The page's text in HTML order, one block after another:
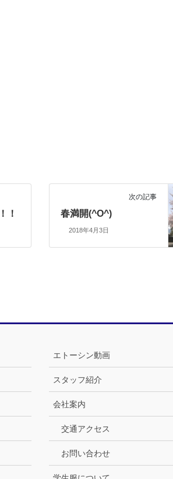
！
次の記事
春満開(^O^)
2018年4月3日
エトーシン動画
スタッフ紹介
会社案内
交通アクセス
お問い合わせ